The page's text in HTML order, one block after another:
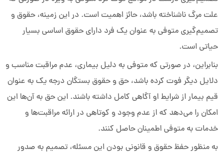
علت مرگ ناشناخته باشد، حائز اهمیت است. در این زمینه، حقوق و
تصمیم‌گیری متوفی به عنوان یک فرد دارای حقوق اساسی بسیار
حیاتی است.
بنابراین، در صورتی که متوفی به دلیل بیماری، عدم مراقبت مناسب و
دلایل دیگر فوت کرده باشد، حق و حقوق بستگان درجه یک به عنوان
قیم بیمار از شرایط او آگاهی کامل داشته باشند. این حق به آن‌ها این
امکان را می‌دهد که از عدم وجود و کوتاهی در ارائه مراقبت‌ها و
خدمات به متوفی اطمینان حاصل کنند.
به منظور حفظ حقوق و قانونی بودن این مسئله، تصمیم به صدور